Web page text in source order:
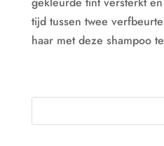
tijd tussen twee
haar met deze shampoo